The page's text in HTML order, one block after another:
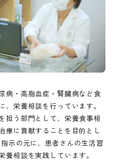
いて
ぽ健康診断
査
当者様へ
問
ャー
病・高脂血症・腎臓病など食
、栄養相談を行っています。
担う部門として、栄養食事相
療に貢献することを目的とし
示の元に、患者さんの生活習
養相談を実践しています。